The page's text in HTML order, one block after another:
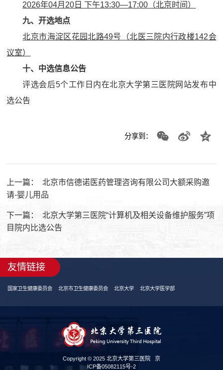
2026年04月20日 下午13:30—17:00（北京时间）
九、开选地点
北京市海淀区花园北路49号（北医三院内行政楼142会
议室）
十、中选信息公告
评选会后5个工作日内在北京大学第三医院网站发布中
选公告
分享到：
上一篇：
北京市信德诺医药管理咨询有限公司大额采购邀
请-婴儿用品
下一篇：
北京大学第三医院“计算机及相关设备维护服务”项
目院内比选公告
友情链接
国家卫生健康委员会 北京市卫生健康委员会 北京大学 北京大学医学部
Copyright © 2025 北京大学第三医院 京
ICP备05082115号-2